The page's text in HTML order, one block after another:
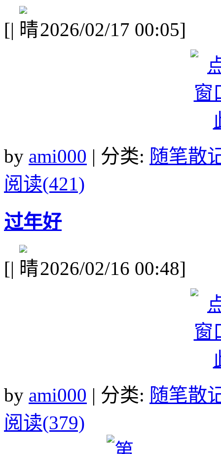
[| 2026/02/17 00:05]
by ami000 | 分类: 随笔散
阅读(421)
过年好
[| 2026/02/16 00:48]
by ami000 | 分类: 随笔散
阅读(379)